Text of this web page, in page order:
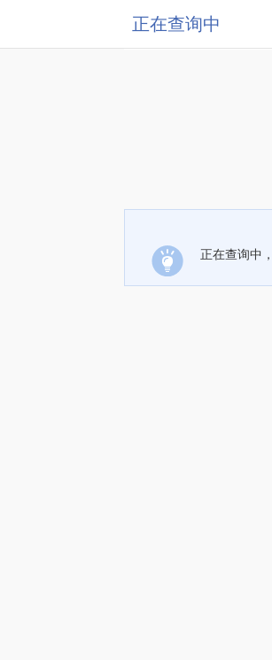
正在查询中
正在查询中